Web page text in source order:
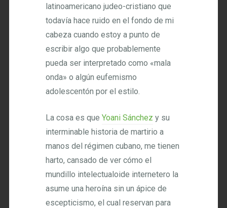
latinoamericano judeo-cristiano que
todavía hace ruido en el fondo de mi
cabeza cuando estoy a punto de
escribir algo que probablemente
pueda ser interpretado como «mala
onda» o algún eufemismo
adolescentón por el estilo.
La cosa es queYoani Sánchez y su
interminable historia de martirio a
manos del régimen cubano, me tienen
harto, cansado de ver cómo el
mundillo intelectualoide internetero la
asume una heroína sin un ápice de
escepticismo, el cual reservan para